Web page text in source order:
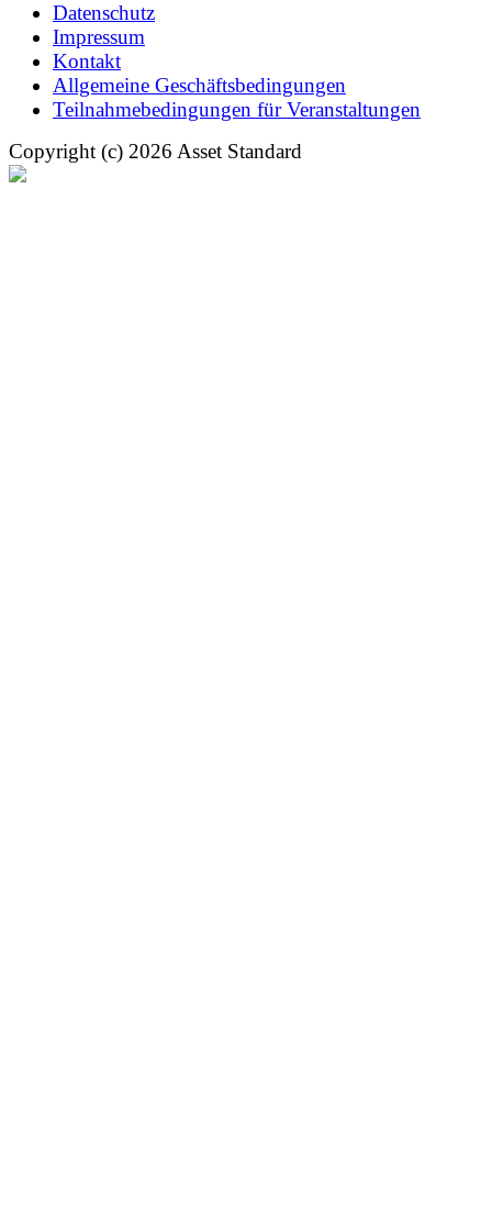
Datenschutz
Impressum
Kontakt
Allgemeine Geschäftsbedingungen
Teilnahmebedingungen für Veranstaltungen
Copyright (c) 2026 Asset Standard